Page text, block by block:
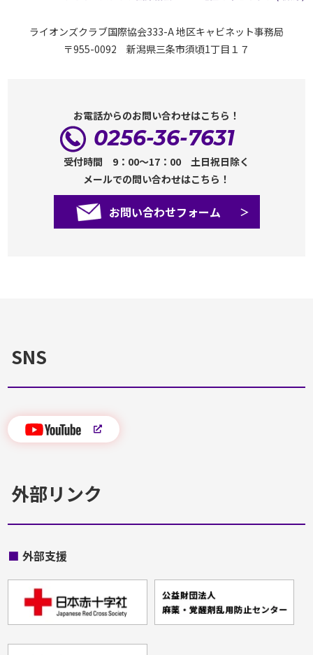
ライオンズクラブ国際協会333-A 地区キャビネット事務局
〒955-0092 新潟県三条市須頃1丁目１７
お電話からのお問い合わせはこちら！
0256-36-7631
受付時間 9：00～17：00 土日祝日除く
メールでの問い合わせはこちら！
お問い合わせフォーム
SNS
外部リンク
■ 外部支援